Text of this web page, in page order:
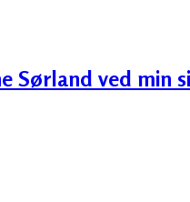
Sørland ved min